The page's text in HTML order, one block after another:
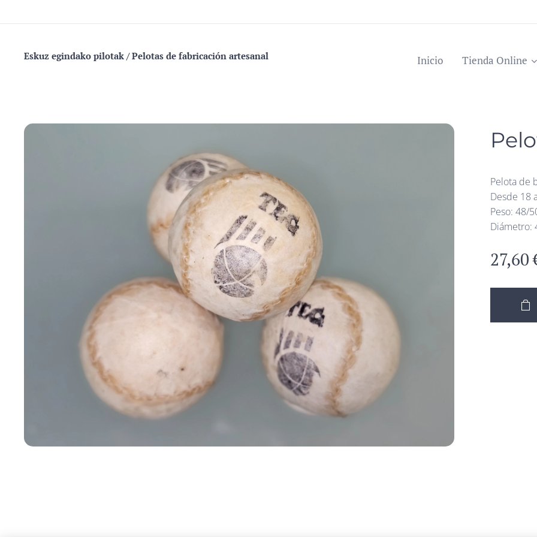
Eskuz egindako pilotak / Pelotas de fabricación artesanal Inicio Tienda Online
Pelota de
Desde 18
Peso: 48/
Diámetro:
27,60